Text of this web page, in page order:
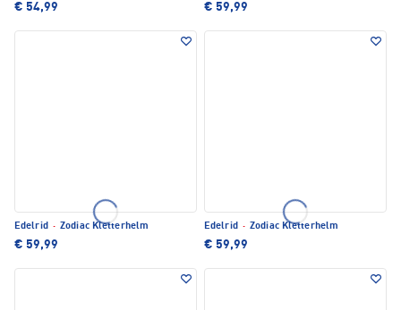
€ 54,99 € 59,99
Edelrid · Zodiac Kletterhelm
€ 59,99
Edelrid · Zodiac Kletterhelm
€ 59,99